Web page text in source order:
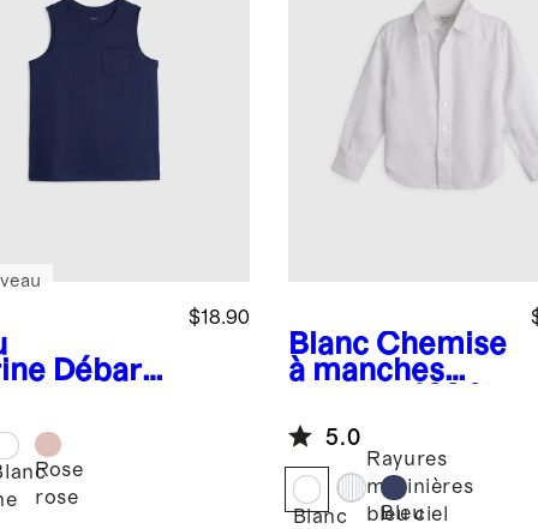
Débard
tout-petit
$18.90
Rose
rose
Blanc Chemise
à manches
lin européen
5.0
Blanc
Rayures
marinières
bleu ciel
Bleu